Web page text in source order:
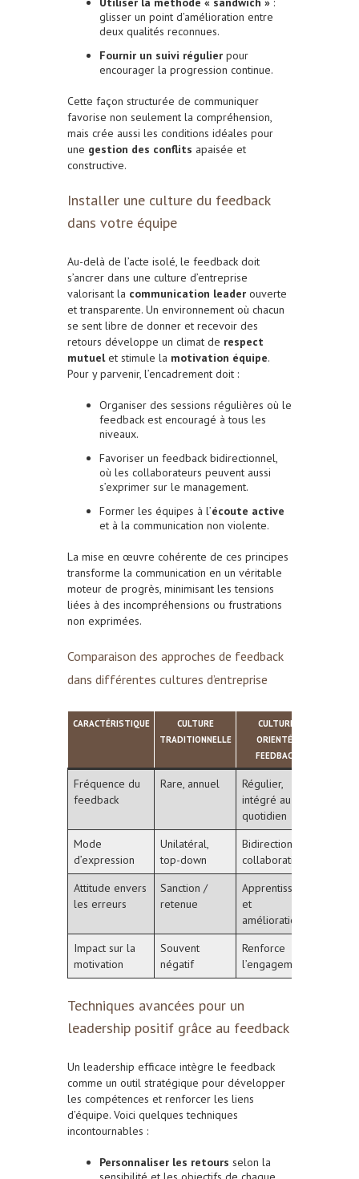
glisser un point d’amélioration entre
deux qualités reconnues.
Fournir un suivi régulier pour
encourager la progression continue.
Cette façon structurée de communiquer
favorise non seulement la compréhension,
mais crée aussi les conditions idéales pour
une gestion des conflits apaisée et
constructive.
Installer une culture du feedback
dans votre équipe
Au-delà de l’acte isolé, le feedback doit
s’ancrer dans une culture d’entreprise
valorisant la communication leader ouverte
et transparente. Un environnement où chacun
se sent libre de donner et recevoir des
retours développe un climat de respect
mutuelet stimule la motivation équipe.
Pour y parvenir, l’encadrement doit :
Organiser des sessions régulières où le
feedback est encouragé à tous les
niveaux.
Favoriser un feedback bidirectionnel,
où les collaborateurs peuvent aussi
s’exprimer sur le management.
Former les équipes à l’écoute active
et à la communication non violente.
La mise en œuvre cohérente de ces principes
transforme la communication en un véritable
moteur de progrès, minimisant les tensions
liées à des incompréhensions ou frustrations
non exprimées.
Comparaison des approches de feedback
dans différentes cultures d’entreprise
CARACTÉRISTIQUE
CULTURE
TRADITIONNELLE
CULTURE
ORIENTÉE
FEEDBACK
Fréquence du
feedback
Rare, annuel
Régulier,
intégré au
quotidien
Mode
d’expression
Unilatéral,
top-down
Bidirectionnel,
collaboratif
Attitude envers
les erreurs
Sanction /
retenue
Apprentissage
et
amélioration
Impact sur la
motivation
Souvent
négatif
Renforce
l’engagement
Techniques avancées pour un
leadership positif grâce au feedback
Un leadership efficace intègre le feedback
comme un outil stratégique pour développer
les compétences et renforcer les liens
d’équipe. Voici quelques techniques
incontournables :
Personnaliser les retours selon la